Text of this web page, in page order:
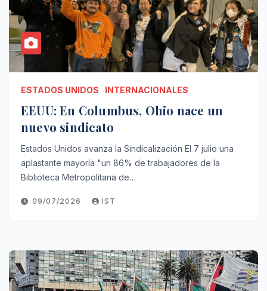
ESTADOS UNIDOS INTERNACIONALES
EEUU: En Columbus, Ohio nace un
nuevo sindicato
Estados Unidos avanza la Sindicalización El 7 julio una
aplastante mayoría "un 86% de trabajadores de la
Biblioteca Metropolitana de…
09/07/2026 IST